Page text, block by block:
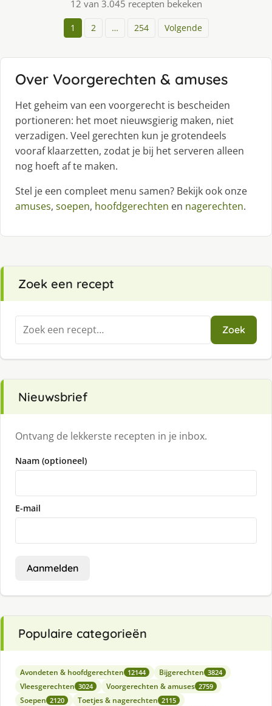
12 van 3.045 recepten bekeken
1 2 … 254 Volgende
Over Voorgerechten & amuses
Het geheim van een voorgerecht is bescheiden
portioneren: het moet nieuwsgierig maken, niet
verzadigen. Veel gerechten kun je grotendeels
vooraf klaarzetten, zodat je bij het serveren alleen
nog hoeft af te maken.
Stel je een compleet menu samen? Bekijk ook onze
amuses, soepen, hoofdgerechten en nagerechten.
Zoek een recept
Zoeken
naar:
Zoek
Nieuwsbrief
Ontvang de lekkerste recepten in je inbox.
Naam (optioneel)
E-mail
Aanmelden
Populaire categorieën
Avondeten & hoofdgerechten 12144 Bijgerechten 3824
Vleesgerechten 3024 Voorgerechten & amuses 2759
Soepen 2120 Toetjes & nagerechten 2115